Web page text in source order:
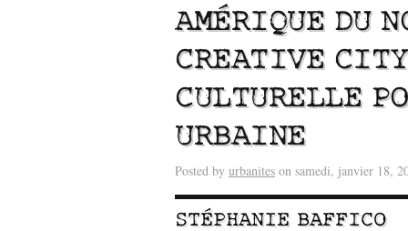
AMÉRIQUE DU
CREATIVE
CULTURELLE
URBAINE
Posted by urbanites on samedi, janvier 18,
STÉPHANIE BAFFICO
Lu / Sous le feu du
énergie des data